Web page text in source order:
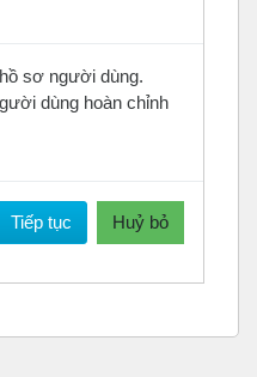
sơ người dùng.
dùng hoàn chỉnh
Tiếp tục Huỷ bỏ